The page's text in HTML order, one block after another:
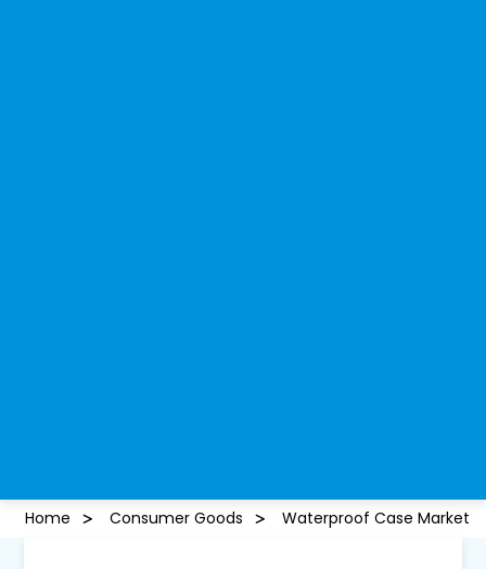
Home Consumer Goods Waterproof Case Market